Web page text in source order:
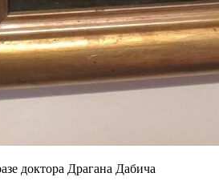
доктора Драгана Дабича